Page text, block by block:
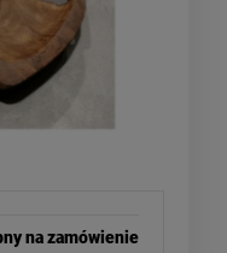
na zamówienie